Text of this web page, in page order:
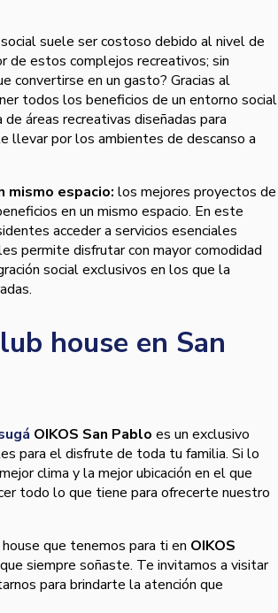
suele ser costoso debido al nivel de
de estos complejos recreativos; sin
convertirse en un gasto? Gracias al
todos los beneficios de un entorno social
áreas recreativas diseñadas para
llevar por los ambientes de descanso a
mismo espacio: los mejores proyectos de
en un mismo espacio. En este
acceder a servicios esenciales
permite disfrutar con mayor comodidad
social exclusivos en los que la
house en San
OIKOS San Pablo es un exclusivo
para el disfrute de toda tu familia. Si lo
clima y la mejor ubicación en el que
todo lo que tiene para ofrecerte nuestro
que tenemos para ti en OIKOS
siempre soñaste. Te invitamos a visitar
para brindarte la atención que